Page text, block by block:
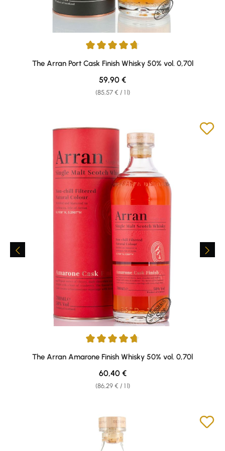
Average rating of 4.77 out of 5 stars
The Arran Port Cask Finish Whisky 50% vol. 0,70l
(85,57 € / 1 l)
Regular price:
59,90 €
Average rating of 4.78 out of 5 stars
The Arran Amarone Finish Whisky 50% vol. 0,70l
(86,29 € / 1 l)
Regular price:
60,40 €